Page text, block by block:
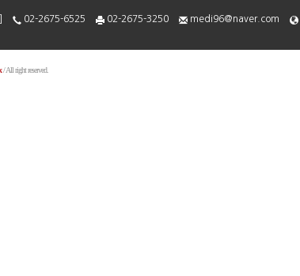
02-2675-6525 02-2675-3250 medi96@naver.com
/ All right reserved.